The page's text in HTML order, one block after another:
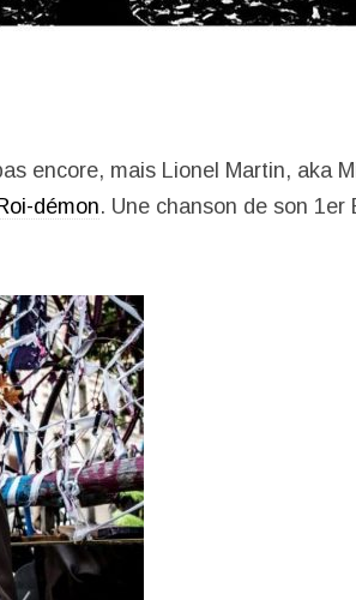
encore, mais Lionel Martin, aka
démon. Une chanson de son 1er